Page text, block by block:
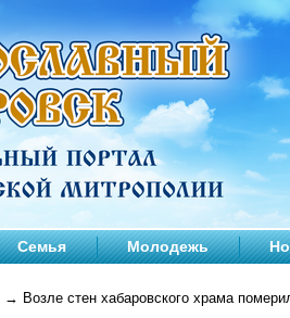
Семья Молодежь
→ Возле стен хабаровского храма